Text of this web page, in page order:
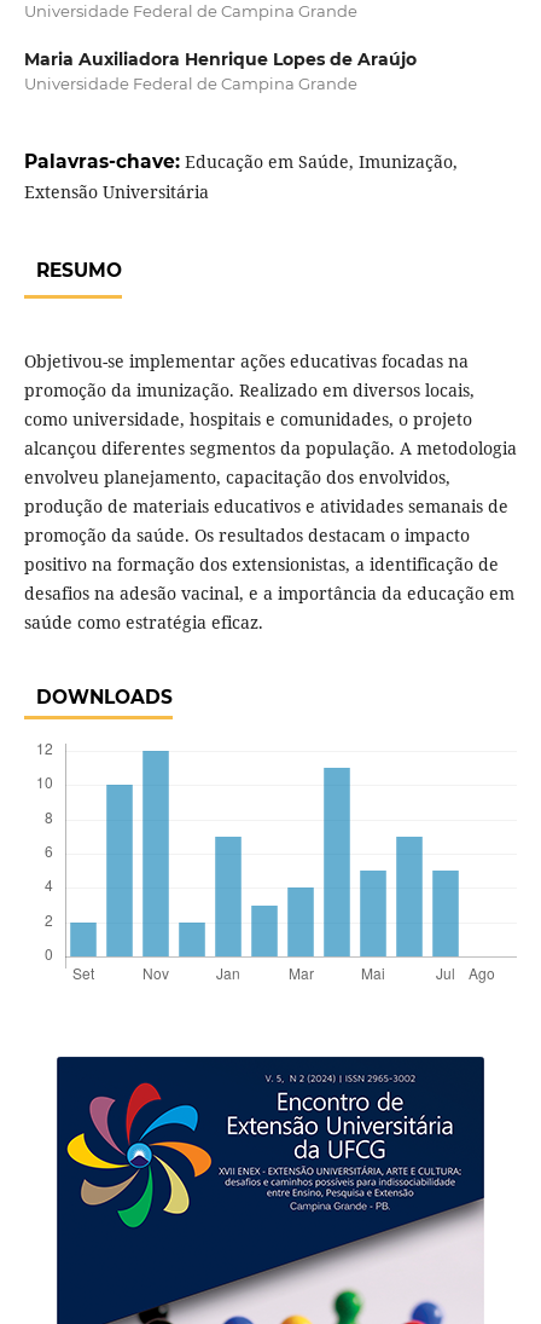
Universidade Federal de Campina Grande
Maria Auxiliadora Henrique Lopes de Araújo
Universidade Federal de Campina Grande
Palavras-chave: Educação em Saúde, Imunização,
Extensão Universitária
RESUMO
Objetivou-se implementar ações educativas focadas na
promoção da imunização. Realizado em diversos locais,
como universidade, hospitais e comunidades, o projeto
alcançou diferentes segmentos da população. A metodologia
envolveu planejamento, capacitação dos envolvidos,
produção de materiais educativos e atividades semanais de
promoção da saúde. Os resultados destacam o impacto
positivo na formação dos extensionistas, a identificação de
desafios na adesão vacinal, e a importância da educação em
saúde como estratégia eficaz.
DOWNLOADS